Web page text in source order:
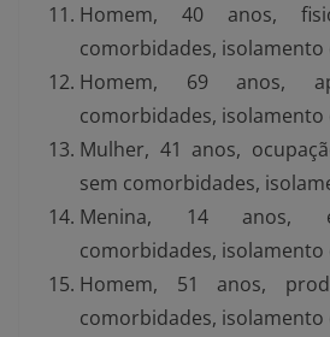
Homem, 40 anos,
comorbidades,
Homem, 69 anos,
comorbidades,
Mulher, 41 anos,
sem comorbidades,
Menina, 14 anos,
comorbidades,
Homem, 51 anos,
comorbidades,